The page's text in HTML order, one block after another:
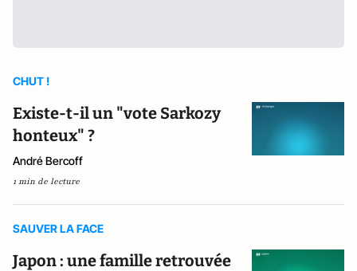
CHUT !
Existe-t-il un "vote Sarkozy
honteux" ?
André Bercoff
1 min de lecture
SAUVER LA FACE
Japon : une famille retrouvée